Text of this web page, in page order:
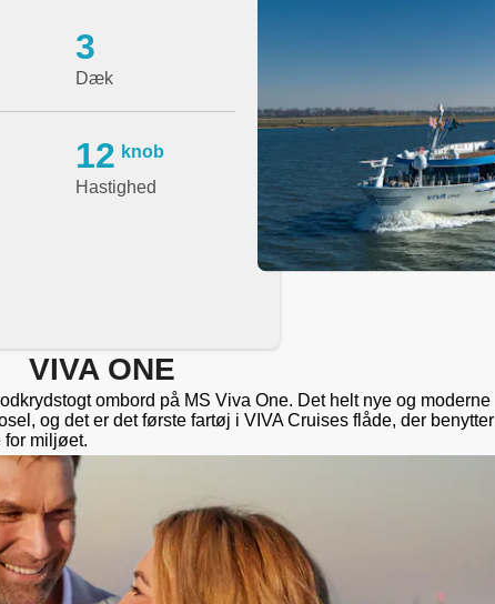
Dæk
3
Hastighed
12 knob
VIVA ONE
ombord på MS Viva One. Det helt nye og moderne
og det er det første fartøj i VIVA Cruises flåde, der benytter
for miljøet.